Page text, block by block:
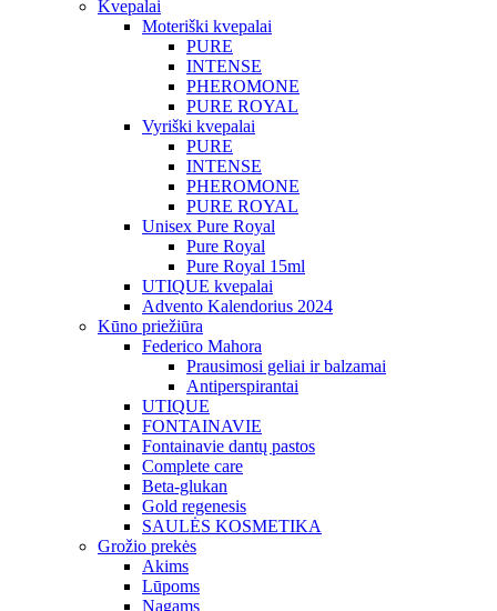
Kvepalai
Moteriški kvepalai
PURE
INTENSE
PHEROMONE
PURE ROYAL
Vyriški kvepalai
PURE
INTENSE
PHEROMONE
PURE ROYAL
Unisex Pure Royal
Pure Royal
Pure Royal 15ml
UTIQUE kvepalai
Advento Kalendorius 2024
Kūno priežiūra
Federico Mahora
Prausimosi geliai ir balzamai
Antiperspirantai
UTIQUE
FONTAINAVIE
Fontainavie dantų pastos
Complete care
Beta-glukan
Gold regenesis
SAULĖS KOSMETIKA
Grožio prekės
Akims
Lūpoms
Nagams